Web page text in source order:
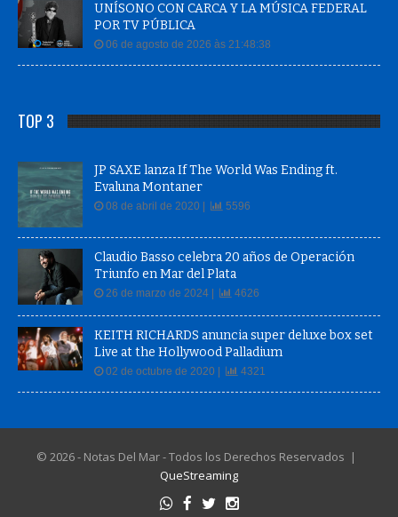
UNÍSONO CON CARCA Y LA MÚSICA FEDERAL
POR TV PÚBLICA
06 de agosto de 2026 às 21:48:38
TOP 3
JP SAXE lanza If The World Was Ending ft.
Evaluna Montaner
08 de abril de 2020 | 5596
Claudio Basso celebra 20 años de Operación
Triunfo en Mar del Plata
26 de marzo de 2024 | 4626
KEITH RICHARDS anuncia super deluxe box set
Live at the Hollywood Palladium
02 de octubre de 2020 | 4321
© 2026 - Notas Del Mar - Todos los Derechos Reservados |
QueStreaming